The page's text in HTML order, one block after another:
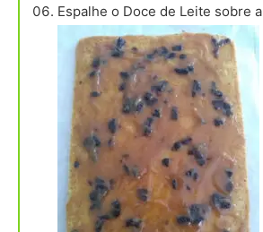
Espalhe o Doce de Leite sobre